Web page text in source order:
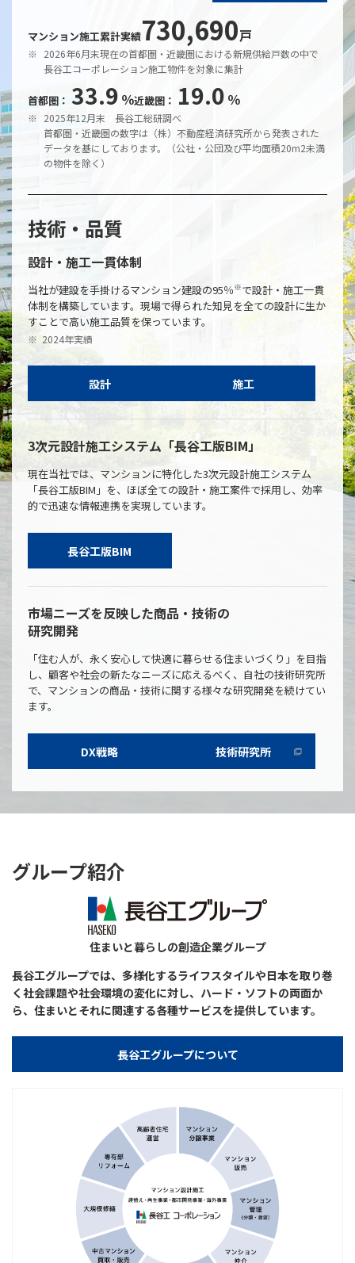
マンション施工累計実績730,690戸
※ 2026年6月末現在の首都圏・近畿圏における新規供給戸数の中で
長谷工コーポレーション施工物件を対象に集計
首都圏： 33.9 ％近畿圏： 19.0 ％
※ 2025年12月末 長谷工総研調べ
首都圏・近畿圏の数字は（株）不動産経済研究所から発表された
データを基にしております。（公社・公団及び平均面積20m2未満
の物件を除く）
技術・品質
設計・施工一貫体制
当社が建設を手掛けるマンション建設の95％※で設計・施工一貫
体制を構築しています。現場で得られた知見を全ての設計に生か
すことで高い施工品質を保っています。
※ 2024年実績
設計 施工
3次元設計施工システム 「長谷工版BIM」
現在当社では、マンションに特化した3次元設計施工システム
「長谷工版BIM」を、ほぼ全ての設計・施工案件で採用し、効率
的で迅速な情報連携を実現しています。
長谷工版BIM
市場ニーズを反映した商品・技術の
研究開発
「住む人が、永く安心して快適に暮らせる住まいづくり」を目指
し、顧客や社会の新たなニーズに応えるべく、自社の技術研究所
で、マンションの商品・技術に関する様々な研究開発を続けてい
ます。
DX戦略 技術研究所
グループ紹介
住まいと暮らしの創造企業グループ
長谷工グループでは、多様化するライフスタイルや日本を取り巻
く社会課題や社会環境の変化に対し、ハード・ソフトの両面か
ら、住まいとそれに関連する各種サービスを提供しています。
長谷工グループについて